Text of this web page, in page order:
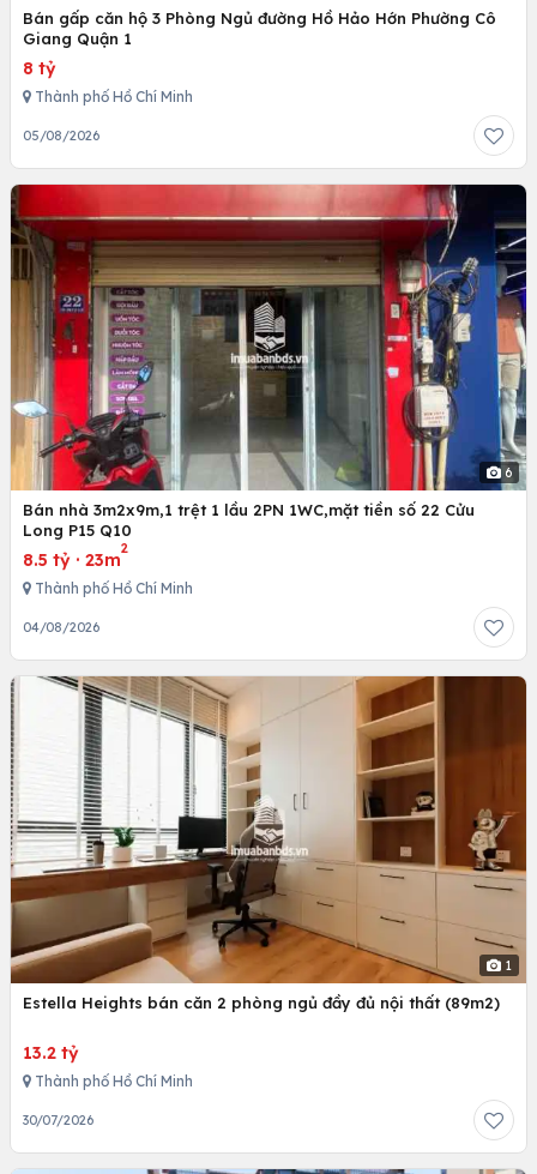
Bán gấp căn hộ 3 Phòng Ngủ đường Hồ Hảo Hớn Phường Cô
Giang Quận 1
8 tỷ
Thành phố Hồ Chí Minh
05/08/2026
6
Bán nhà 3m2x9m,1 trệt 1 lầu 2PN 1WC,mặt tiền số 22 Cửu
Long P15 Q10
8.5 tỷ · 23m
2
Thành phố Hồ Chí Minh
04/08/2026
1
Estella Heights bán căn 2 phòng ngủ đầy đủ nội thất (89m2)
13.2 tỷ
Thành phố Hồ Chí Minh
30/07/2026